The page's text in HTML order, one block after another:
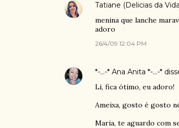
Tatiane (Delicias da
menina que lanche
adoro
26/4/09 12:04 PM
*-...-* Ana Anita *-...-*
Li, fica ótimo, eu adoro!
Ameixa, gosto é gosto
Maria, te aguardo com